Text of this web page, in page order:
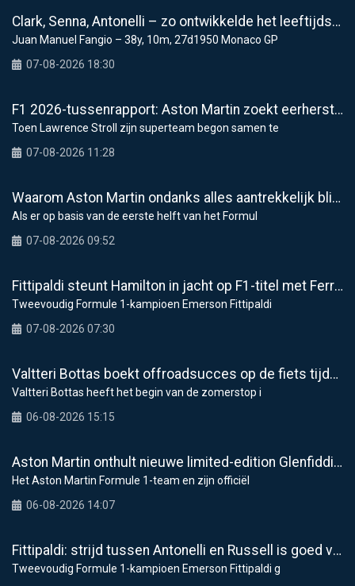
Clark, Senna, Antonelli – zo ontwikkelde het leeftijdsrecord voor de grand chelem
Juan Manuel Fangio – 38y, 10m, 27d1950 Monaco GP
07-08-2026 18:30
F1 2026-tussenrapport: Aston Martin zoekt eerherstel na dramatische start
Toen Lawrence Stroll zijn superteam begon samen te
07-08-2026 11:28
Waarom Aston Martin ondanks alles aantrekkelijk blijft op de F1-rijdersmarkt
Als er op basis van de eerste helft van het Formul
07-08-2026 09:52
Fittipaldi steunt Hamilton in jacht op F1-titel met Ferrari
Tweevoudig Formule 1-kampioen Emerson Fittipaldi
07-08-2026 07:30
Valtteri Bottas boekt offroadsucces op de fiets tijdens F1-zomerstop
Valtteri Bottas heeft het begin van de zomerstop i
06-08-2026 15:15
Aston Martin onthult nieuwe limited-edition Glenfiddich-whisky
Het Aston Martin Formule 1-team en zijn officiël
06-08-2026 14:07
Fittipaldi: strijd tussen Antonelli en Russell is goed voor F1
Tweevoudig Formule 1-kampioen Emerson Fittipaldi g